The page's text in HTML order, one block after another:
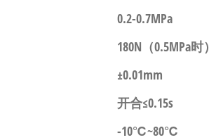
0.2-0.7MPa
180N（0.5MPa时）
±0.01mm
开合≤0.15s
-10℃~80℃